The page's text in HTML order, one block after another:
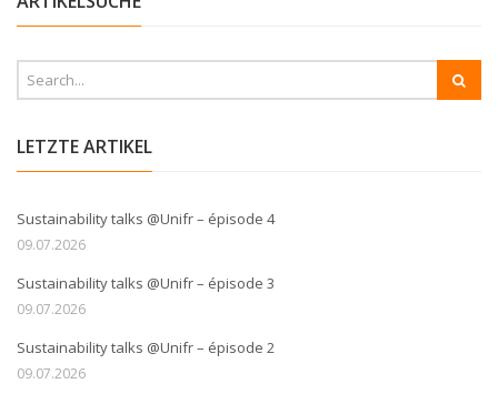
LETZTE ARTIKEL
Sustainability talks @Unifr – épisode 4
09.07.2026
Sustainability talks @Unifr – épisode 3
09.07.2026
Sustainability talks @Unifr – épisode 2
09.07.2026